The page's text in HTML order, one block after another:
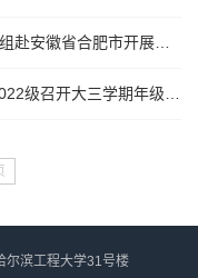
尔滨工程大学31号楼